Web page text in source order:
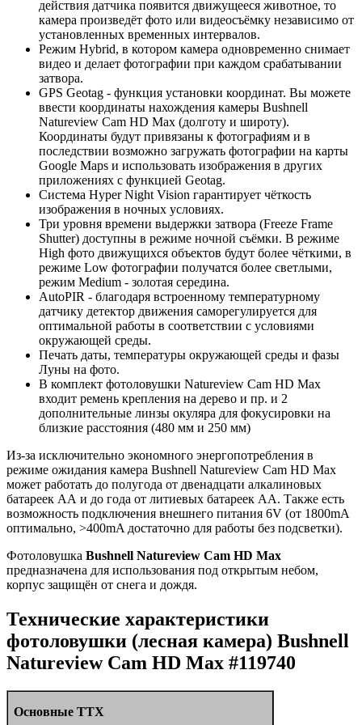
действия датчика появится движущееся животное, то
камера произведёт фото или видеосъёмку независимо от
установленных временных интервалов.
Режим Hybrid, в котором камера одновременно снимает
видео и делает фотографии при каждом срабатывании
затвора.
GPS Geotag - функция установки координат. Вы можете
ввести координаты нахождения камеры Bushnell
Natureview Cam HD Max (долготу и широту).
Координаты будут привязаны к фотографиям и в
последствии возможно загружать фотографии на карты
Google Maps и использовать изображения в других
приложениях с функцией Geotag.
Система Hyper Night Vision гарантирует чёткость
изображения в ночных условиях.
Три уровня времени выдержки затвора (Freeze Frame
Shutter) доступны в режиме ночной съёмки. В режиме
High фото движущихся объектов будут более чёткими, в
режиме Low фотографии получатся более светлыми,
режим Medium - золотая середина.
AutoPIR - благодаря встроенному температурному
датчику детектор движения саморегулируется для
оптимальной работы в соответствии с условиями
окружающей среды.
Печать даты, температуры окружающей среды и фазы
Луны на фото.
В комплект фотоловушки Natureview Cam HD Max
входит ремень крепления на дерево и пр. и 2
дополнительные линзы окуляра для фокусировки на
близкие расстояния (480 мм и 250 мм)
Из-за исключительно экономного энергопотребления в
режиме ожидания камера Bushnell Natureview Cam HD Max
может работать до полугода от двенадцати алкалиновых
батареек АА и до года от литиевых батареек АА. Также есть
возможность подключения внешнего питания 6V (от 1800mA
оптимально, >400mA достаточно для работы без подсветки).
Фотоловушка Bushnell Natureview Cam HD Max
предназначена для использования под открытым небом,
корпус защищён от снега и дождя.
Технические характеристики
фотоловушки (лесная камера) Bushnell
Natureview Cam HD Max #119740
Основные ТТХ